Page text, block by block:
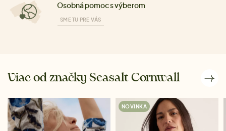
Osobná pomoc s výberom
SME TU PRE VÁS
Viac od značky Seasalt Cornwall
NOVINKA